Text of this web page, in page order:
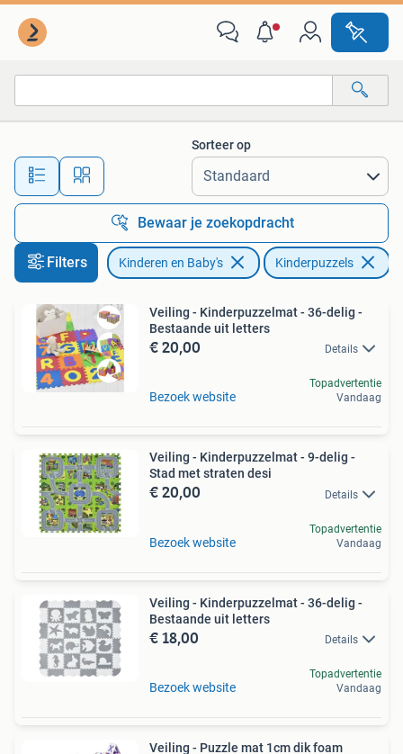
Alle afstanden…
Sorteer op
Bewaar je zoekopdracht
Filters Kinderen en Baby's Kinderpuzzels
Veiling - Kinderpuzzelmat - 36-delig -
Bestaande uit letters
€ 20,00 Details
Bezoek website
Topadvertentie
Vandaag
Veiling - Kinderpuzzelmat - 9-delig -
Stad met straten desi
€ 20,00 Details
Bezoek website
Topadvertentie
Vandaag
Veiling - Kinderpuzzelmat - 36-delig -
Bestaande uit letters
€ 18,00 Details
Bezoek website
Topadvertentie
Vandaag
Veiling - Puzzle mat 1cm dik foam